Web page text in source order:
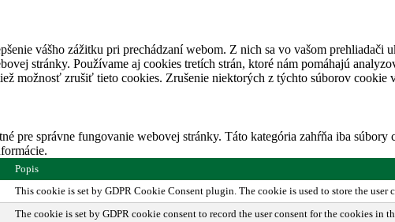
vášho zážitku pri prechádzaní webom. Z nich sa vo vašom
stránky. Používame aj cookies tretích strán, ktoré nám pomáhajú
možnosť zrušiť tieto cookies. Zrušenie niektorých z týchto súborov
pre správne fungovanie webovej stránky. Táto kategória zahŕňa iba
Popis
This cookie is set by GDPR Cookie Consent plugin. The cookie is used to store the
The cookie is set by GDPR cookie consent to record the user consent for the cookies in